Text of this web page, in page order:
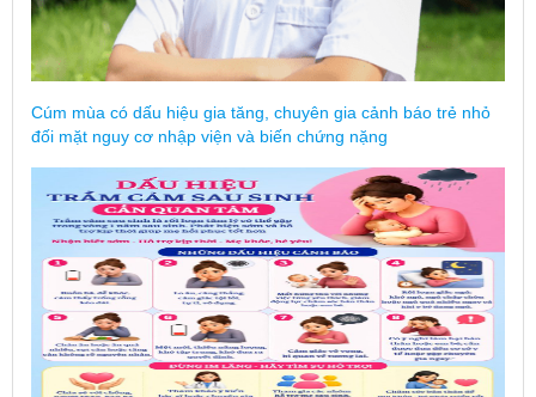
Cúm mùa có dấu hiệu gia tăng, chuyên gia cảnh báo trẻ nhỏ
đối mặt nguy cơ nhập viện và biến chứng nặng